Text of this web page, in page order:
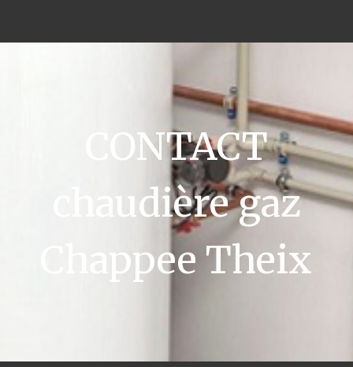
CONTACT
chaudière gaz
Chappee Theix